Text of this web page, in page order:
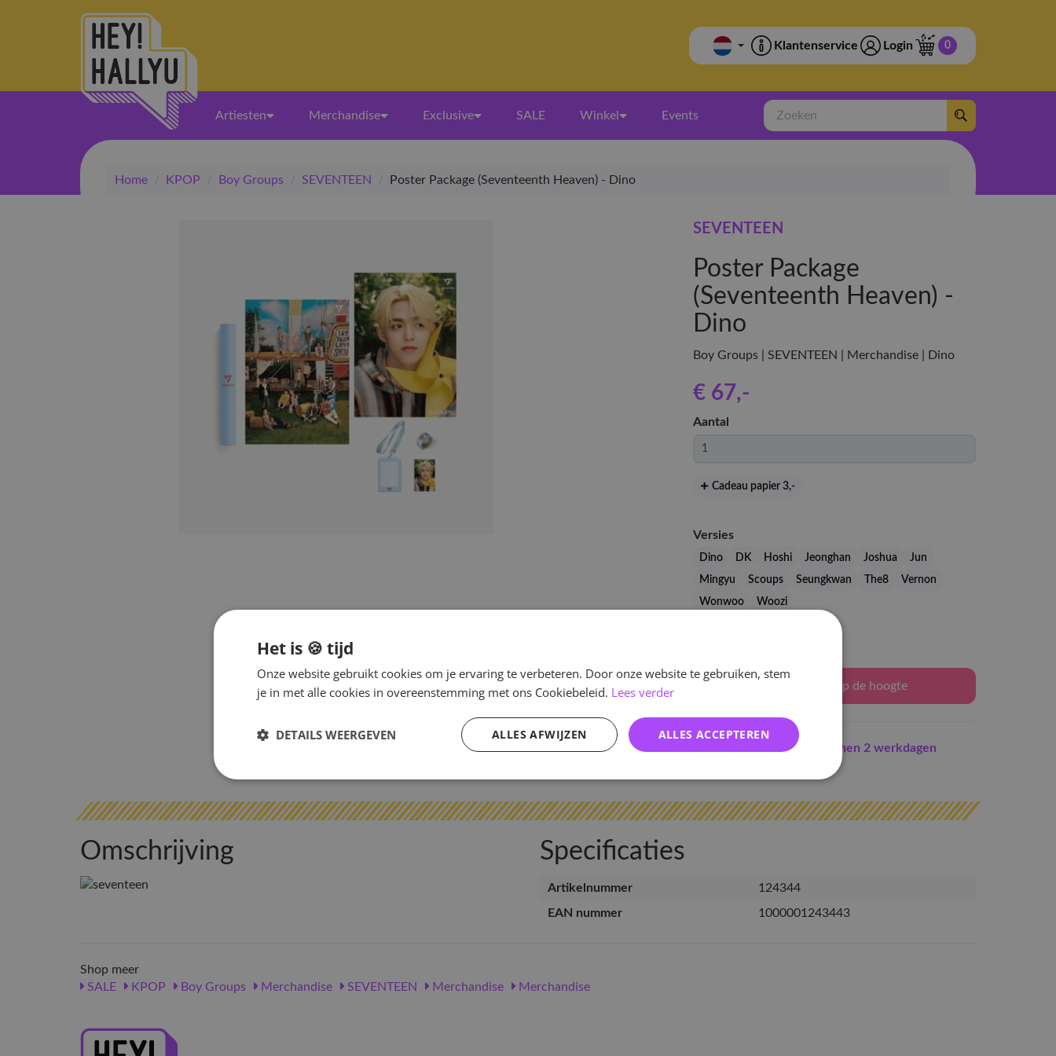
Klantenservice Login 0
Artiesten Merchandise Exclusive SALE Winkel Events
Zoeken
Home / KPOP / Boy Groups / SEVENTEEN / Poster Package (Seventeenth Heaven) - Dino
SEVENTEEN
Poster Package
(Seventeenth Heaven) -
Dino
Boy Groups | SEVENTEEN | Merchandise | Dino
€ 67,-
Aantal
Cadeau papier 3,-
Versies
Dino DK Hoshi Jeonghan Joshua
Jun
Mingyu
Scoups Seungkwan The8
Vernon
Wonwoo
Woozi
Houd mij op de hoogte
Indien op voorraad
binnen 2 werkdagen
Omschrijving Specificaties
Artikelnummer
124344
EAN nummer
1000001243443
Shop meer
SALE
KPOP Boy Groups Merchandise SEVENTEEN Merchandise Merchandise
Het is 🍪 tijd
Onze website gebruikt cookies om je ervaring te verbeteren. Door onze website te gebruiken, stem
je in met alle cookies in overeenstemming met ons Cookiebeleid. Lees verder
ALLES ACCEPTEREN
ALLES AFWIJZEN
DETAILS WEERGEVEN